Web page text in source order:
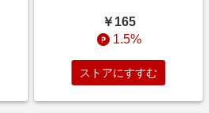
￥165
1.5%
ストアにすすむ